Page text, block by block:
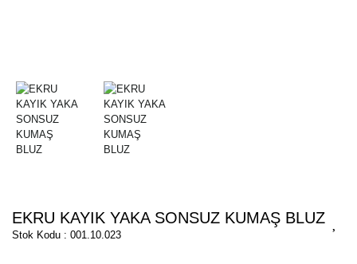
EKRU KAYIK YAKA SONSUZ KUMAŞ BLUZ
Stok Kodu : 001.10.023